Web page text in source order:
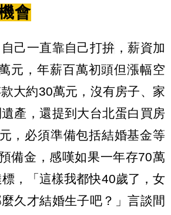
會
己一直靠自己打拚 ，薪資加
元，年薪百萬初頭但漲幅空
大約30萬元，沒有房子、家
產，還提到大台北蛋白買房
，必須準備包括結婚基金等
備金，感嘆如果一年存70萬
，「這樣我都快40歲了，女
久才結婚生子吧？」言談間